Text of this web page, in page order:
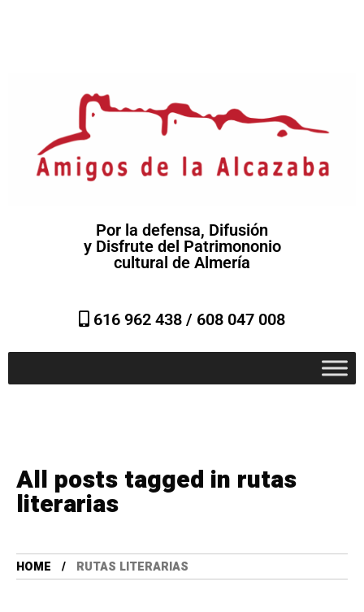
Por la defensa, Difusión
y Disfrute del Patrimononio
cultural de Almería
616 962 438 / 608 047 008
All posts tagged in rutas
literarias
HOME RUTAS LITERARIAS